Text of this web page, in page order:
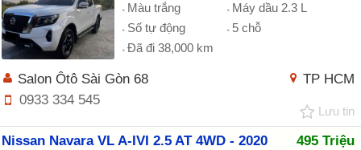
Màu trắng
Máy dầu 2.3 L
Số tự động
5 chỗ
Đã đi 38,000 km
TP HCM
Salon Ôtô Sài Gòn 68
0933 334 545
Lưu tin
Nissan Navara VL A-IVI 2.5 AT 4WD - 2020 495 Triệu